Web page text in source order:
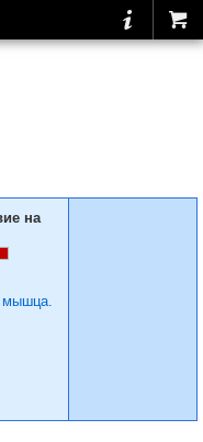
на
мышца.